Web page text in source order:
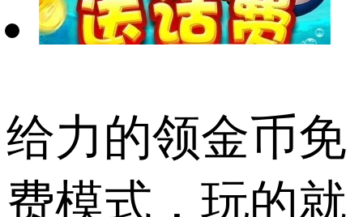
给力的领金币免
费模式，玩的就